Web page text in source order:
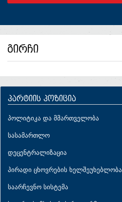
გირჩი
პარტიის პოზიცია
პოლიტიკა და მმართველობა
სასამართლო
დეცენტრალიზაცია
პირადი ცხოვრების ხელშეუხებლობა
საარჩევნო სისტემა